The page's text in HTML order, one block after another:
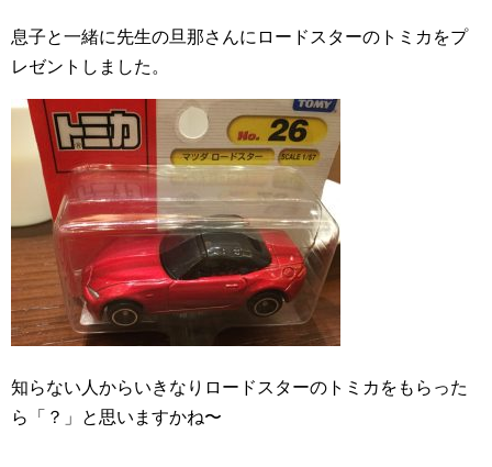
息子と一緒に先生の旦那さんにロードスターのトミカをプ
レゼントしました。
知らない人からいきなりロードスターのトミカをもらった
ら「？」と思いますかね〜